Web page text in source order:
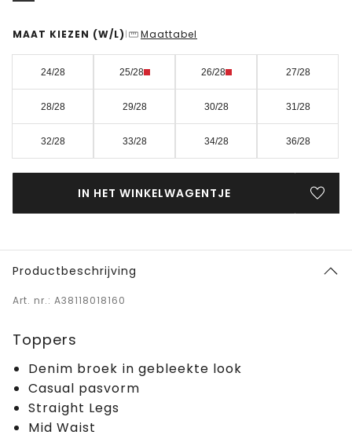
MAAT KIEZEN (W/L) | Maattabel
24/28 25/28 26/28 27/28
28/28 29/28 30/28 31/28
32/28 33/28 34/28 36/28
IN HET WINKELWAGENTJE
Productbeschrijving
Art. nr.: A38118018160
Toppers
Denim broek in gebleekte look
Casual pasvorm
Straight Legs
Mid Waist